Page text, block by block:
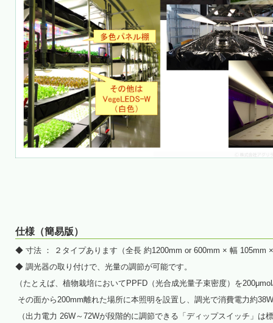
仕様（簡易版）
◆ 寸法 ： ２タイプあります（全長 約1200mm or 600mm × 幅 105mm
◆ 調光器の取り付けで、光量の調節が可能です。
（たとえば、植物栽培においてPPFD（光合成光量子束密度）を
その面から200mm離れた場所に本照明を設置し、調光で消費電力約
（出力電力 26W～72Wが段階的に調節できる「ディップスイッチ」は